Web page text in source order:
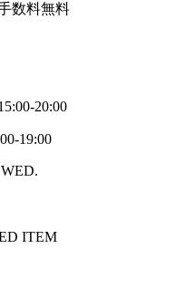
数料無料
20:00
19:00
ITEM